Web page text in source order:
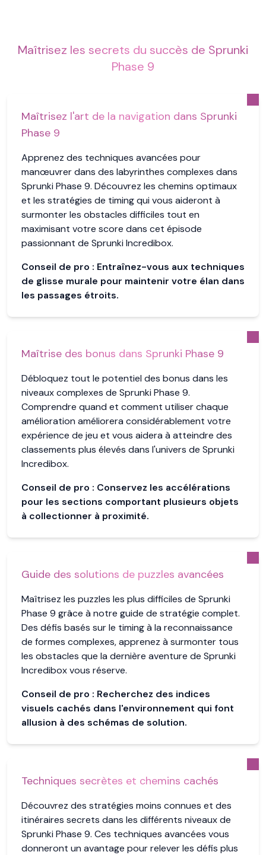
Maîtrisez les secrets du succès de Sprunki
Phase 9
Maîtrisez l'art de la navigation dans Sprunki
Phase 9
Apprenez des techniques avancées pour
manœuvrer dans des labyrinthes complexes dans
Sprunki Phase 9. Découvrez les chemins optimaux
et les stratégies de timing qui vous aideront à
surmonter les obstacles difficiles tout en
maximisant votre score dans cet épisode
passionnant de Sprunki Incredibox.
Conseil de pro : Entraînez-vous aux techniques
de glisse murale pour maintenir votre élan dans
les passages étroits.
Maîtrise des bonus dans Sprunki Phase 9
Débloquez tout le potentiel des bonus dans les
niveaux complexes de Sprunki Phase 9.
Comprendre quand et comment utiliser chaque
amélioration améliorera considérablement votre
expérience de jeu et vous aidera à atteindre des
classements plus élevés dans l'univers de Sprunki
Incredibox.
Conseil de pro : Conservez les accélérations
pour les sections comportant plusieurs objets
à collectionner à proximité.
Guide des solutions de puzzles avancées
Maîtrisez les puzzles les plus difficiles de Sprunki
Phase 9 grâce à notre guide de stratégie complet.
Des défis basés sur le timing à la reconnaissance
de formes complexes, apprenez à surmonter tous
les obstacles que la dernière aventure de Sprunki
Incredibox vous réserve.
Conseil de pro : Recherchez des indices
visuels cachés dans l'environnement qui font
allusion à des schémas de solution.
Techniques secrètes et chemins cachés
Découvrez des stratégies moins connues et des
itinéraires secrets dans les différents niveaux de
Sprunki Phase 9. Ces techniques avancées vous
donneront un avantage pour relever les défis plus